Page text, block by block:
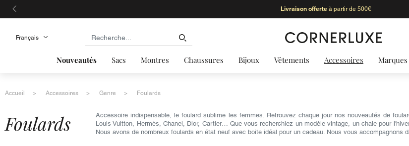
Livraison offerteà partir de 500€
Nouveautés Sacs Montres Chaussures Bijoux Vêtements Accessoires Marques
Accueil Accessoires Genre Foulards
foulards
Accessoire indispensable, le foulard sublime les femmes. Retrouvez chaque jour nos nouveautés de
Louis Vuitton, Hermès, Chanel, Dior, Cartier… Que vous recherchiez un modèle vintage, un chale pour
Nous avons de nombreux foulards en état neuf avec boite idéal pour un cadeau. Nous vous